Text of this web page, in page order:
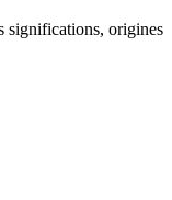
significations, origines